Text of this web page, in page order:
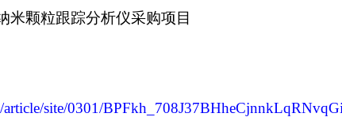
米颗粒跟踪分析仪采购项目
article/site/0301/